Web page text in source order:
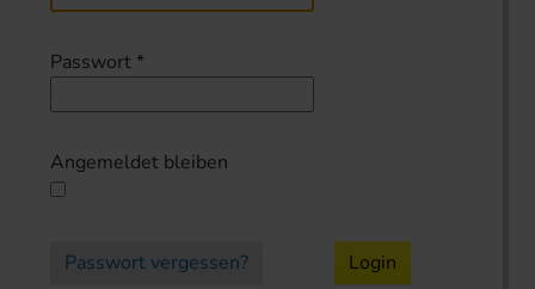
Passwort *
Angemeldet bleiben
Passwort vergessen? Login